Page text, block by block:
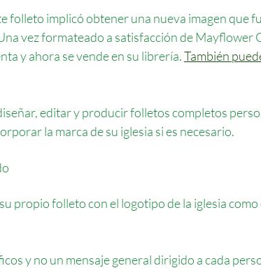
folleto implicó obtener una nueva imagen que
vez formateado a satisfacción de Mayflower
y ahora se vende en su librería. También
editar y producir folletos completos
la marca de su iglesia si es necesario.
propio folleto con el logotipo de la iglesia
y no un mensaje general dirigido a cada